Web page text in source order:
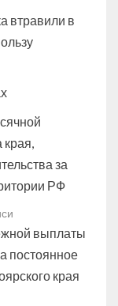
втравили в
за
РФ
выплаты
постоянное
края